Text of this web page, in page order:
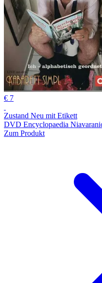
€ 7
Zustand Neu mit Etikett
DVD Encyclopaedia
Zum Produkt